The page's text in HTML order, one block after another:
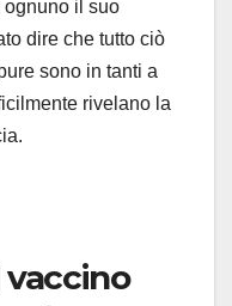
il suo
dire che tutto ciò
sono in tanti a
rivelano la